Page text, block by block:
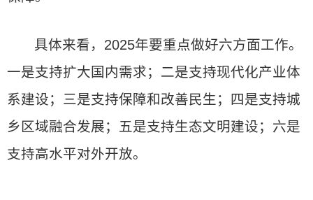
具体来看，2025年要重点做好六方面工作。
一是支持扩大国内需求；二是支持现代化产业体
系建设；三是支持保障和改善民生；四是支持城
乡区域融合发展；五是支持生态文明建设；六是
支持高水平对外开放。